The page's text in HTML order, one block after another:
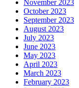
November 2023
October 2023
September 2023
August 2023
July 2023
June 2023
May 2023
April 2023
March 2023
February 2023